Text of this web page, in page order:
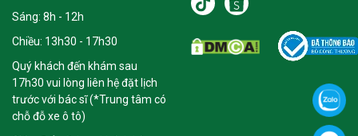
Sáng: 8h - 12h
Chiều: 13h30 - 17h30
Quý khách đến khám sau
17h30 vui lòng liên hệ đặt lịch
trước với bác sĩ (*Trung tâm có
chỗ đỗ xe ô tô)